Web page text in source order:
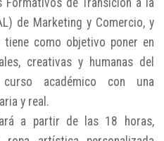
de Marketing y Comercio, y
como objetivo poner en
creativas y humanas del
académico con una
y real.
a partir de las 18 horas,